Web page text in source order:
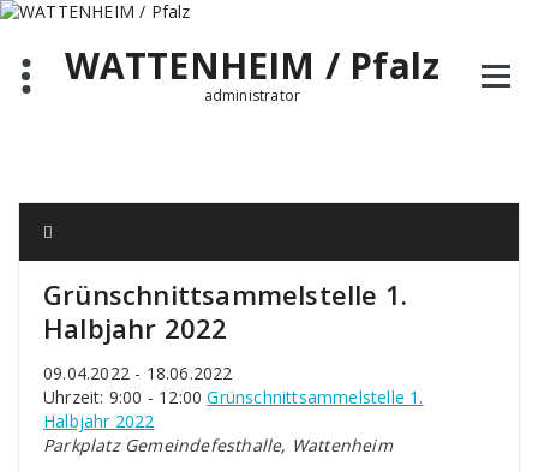
Zum
springenWATTENHEIM / Pfalz
administrator
Grünschnittsammelstelle 1.
Halbjahr 2022
09.04.2022 - 18.06.2022
Uhrzeit: 9:00 - 12:00Grünschnittsammelstelle 1.
Halbjahr 2022
Parkplatz Gemeindefesthalle, Wattenheim